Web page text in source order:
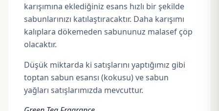
karışımına eklediğiniz esans hızlı bir şekilde
sabunlarınızı katılaştıracaktır. Daha karışımı
kalıplara dökemeden sabununuz malasef çöp
olacaktır.
Düşük miktarda ki satışlarını yaptığımız gibi
toptan sabun esansı (kokusu) ve sabun
yağları satışlarımızda mevcuttur.